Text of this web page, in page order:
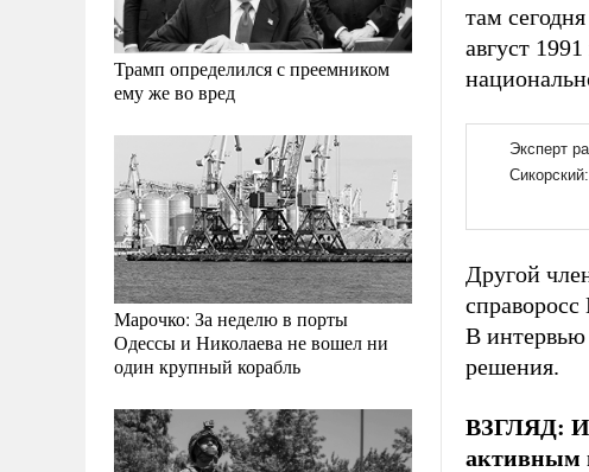
Трамп определился с преемником
ему же во вред
Марочко: За неделю в порты
Одессы и Николаева не вошел ни
один крупный корабль
там
август
Другой
В интервью
решения.
ВЗГЛЯД:
активным